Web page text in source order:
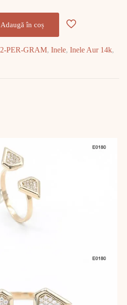
Adaugă în coș
2-PER-GRAM, Inele, Inele Aur 14k,